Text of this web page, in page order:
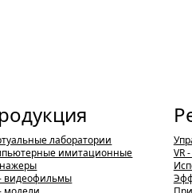
лаборатории
имитационные
видеофильмы
VR